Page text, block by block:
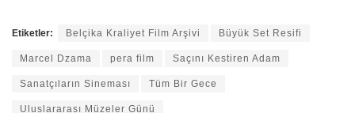
Etiketler: Belçika Kraliyet Film Arşivi Büyük Set Resifi
Marcel Dzama pera film Saçını Kestiren Adam
Sanatçıların Sineması Tüm Bir Gece
Uluslararası Müzeler Günü